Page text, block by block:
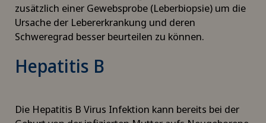
zusätzlich einer Gewebsprobe (Leberbiopsie) um die
Ursache der Lebererkrankung und deren
Schweregrad besser beurteilen zu können.
Hepatitis B
Die Hepatitis B Virus Infektion kann bereits bei der